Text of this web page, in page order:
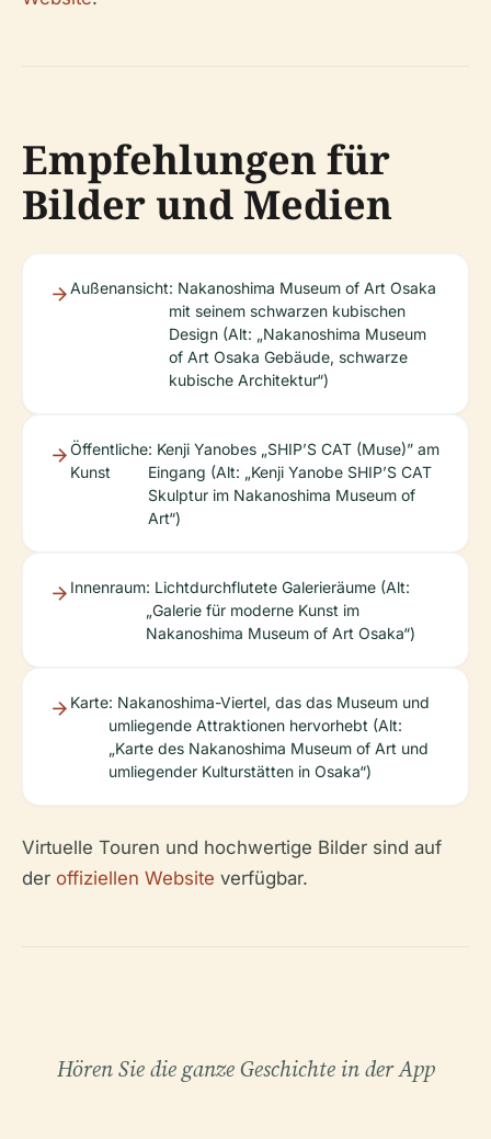
Empfehlungen für
Bilder und Medien
Außenansicht: Nakanoshima Museum of Art Osaka
mit seinem schwarzen kubischen
Design (Alt: „Nakanoshima Museum
of Art Osaka Gebäude, schwarze
kubische Architektur“)
Öffentliche
Kunst
: Kenji Yanobes „SHIP’S CAT (Muse)” am
Eingang (Alt: „Kenji Yanobe SHIP’S CAT
Skulptur im Nakanoshima Museum of
Art“)
Innenraum: Lichtdurchflutete Galerieräume (Alt:
„Galerie für moderne Kunst im
Nakanoshima Museum of Art Osaka“)
Karte: Nakanoshima-Viertel, das das Museum und
umliegende Attraktionen hervorhebt (Alt:
„Karte des Nakanoshima Museum of Art und
umliegender Kulturstätten in Osaka“)
Virtuelle Touren und hochwertige Bilder sind auf
der offiziellen Website verfügbar.
Hören Sie die ganze Geschichte in der App